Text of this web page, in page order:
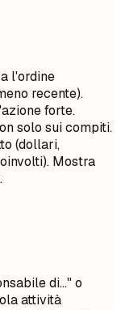
l'ordine
recente).
forte.
solo sui compiti.
(dollari,
Mostra
di..." o
attività